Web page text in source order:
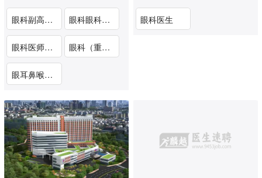
眼科副高级业务骨干（重庆市渝北第二人民医院） 眼科眼科医师（学科带头人）岗（江苏省人民医院重庆医院（重庆市綦江区人民医院））
眼科医师（重庆市长寿区中医院） 眼科（重庆医科大学附属大足医院）
眼耳鼻喉科耳鼻喉科医师（重庆市第十三人民医院）
眼科医生